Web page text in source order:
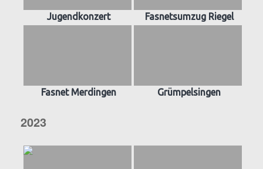
Jugendkonzert Fasnetsumzug Riegel
Fasnet Merdingen Grümpelsingen
2023